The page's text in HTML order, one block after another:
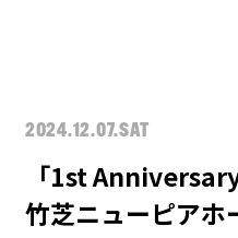
2024.12.07.SAT
「1st
竹芝ニューピアホ